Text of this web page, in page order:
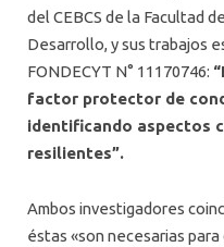
del CEBCS de la Facultad
Desarrollo, y sus trabajos
FONDECYT N° 11170746:
factor protector de
identificando aspectos
resilientes”.
Ambos investigadores
éstas «son necesarias